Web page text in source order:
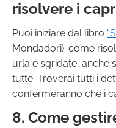
risolvere i
Puoi iniziare dal libro
Mondadori): come
urla e sgridate, anche
tutte. Troverai tutti i
confermeranno che i
8. Come